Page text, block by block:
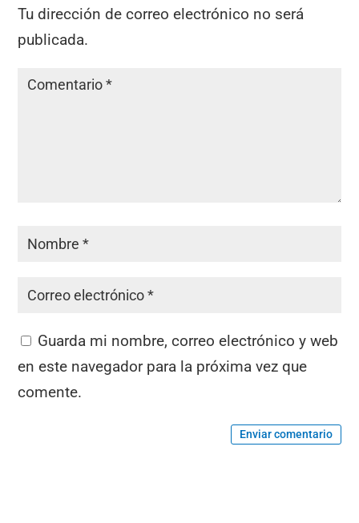
Tu dirección de correo electrónico no será
publicada.
Guarda mi nombre, correo electrónico y web
en este navegador para la próxima vez que
comente.
Enviar comentario